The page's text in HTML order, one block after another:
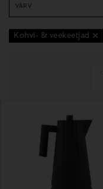
VÄRV
Kohvi- & veekeetjad